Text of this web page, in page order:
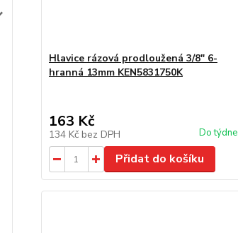
Hlavice rázová prodloužená 3/8" 6-
hranná 13mm KEN5831750K
163 Kč
134 Kč bez DPH Do týdne
Přidat do košíku